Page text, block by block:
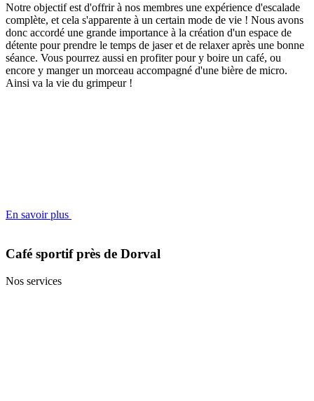
Notre objectif est d'offrir à nos membres une expérience d'escalade
complète, et cela s'apparente à un certain mode de vie ! Nous avons
donc accordé une grande importance à la création d'un espace de
détente pour prendre le temps de jaser et de relaxer après une bonne
séance. Vous pourrez aussi en profiter pour y boire un café, ou
encore y manger un morceau accompagné d'une bière de micro.
Ainsi va la vie du grimpeur !
En savoir plus
Café sportif près de Dorval
Nos services